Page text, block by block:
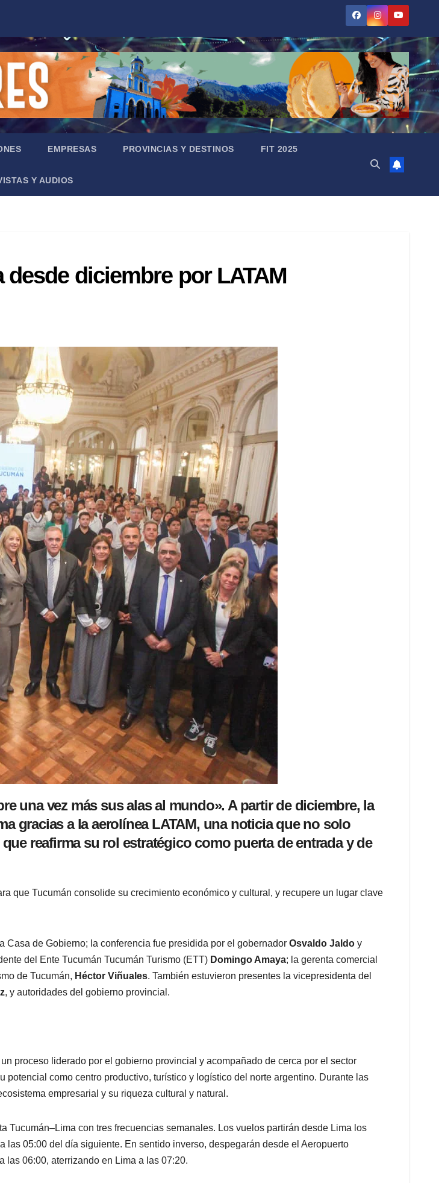
EMPRESAS PROVINCIAS Y DESTINOS FIT 2025
Y AUDIOS
diciembre por LATAM
una vez más sus alas al mundo». A partir de diciembre, la
gracias a la aerolínea LATAM, una noticia que no solo
reafirma su rol estratégico como puerta de entrada y de
que Tucumán consolide su crecimiento económico y cultural, y recupere un lugar clave
de Gobierno; la conferencia fue presidida por el gobernador Osvaldo Jaldo y
del Ente Tucumán Tucumán Turismo (ETT) Domingo Amaya; la gerenta comercial
de Tucumán, Héctor Viñuales. También estuvieron presentes la vicepresidenta del
, y autoridades del gobierno provincial.
proceso liderado por el gobierno provincial y acompañado de cerca por el sector
como centro productivo, turístico y logístico del norte argentino. Durante las
empresarial y su riqueza cultural y natural.
Tucumán–Lima con tres frecuencias semanales. Los vuelos partirán desde Lima los
05:00 del día siguiente. En sentido inverso, despegarán desde el Aeropuerto
las 06:00, aterrizando en Lima a las 07:20.